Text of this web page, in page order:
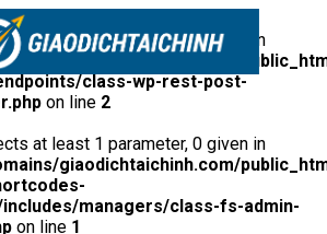
at least 1 parameter, 0 given in
giaodichtaichinh.com/
class-wp-rest-post-
on line 2
at least 1 parameter, 0 given in
giaodichtaichinh.com/
managers/class-fs-admin-
on line 1